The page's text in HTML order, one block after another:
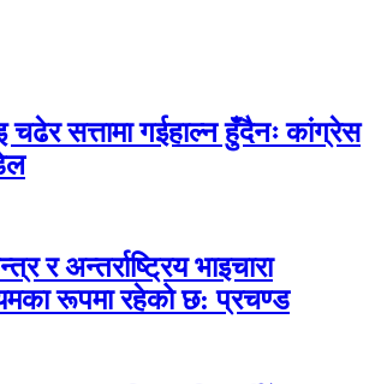
सत्तामा गईहाल्न हुँदैनः कांग्रेस
र अन्तर्राष्ट्रिय भाइचारा
रूपमा रहेको छ: प्रचण्ड